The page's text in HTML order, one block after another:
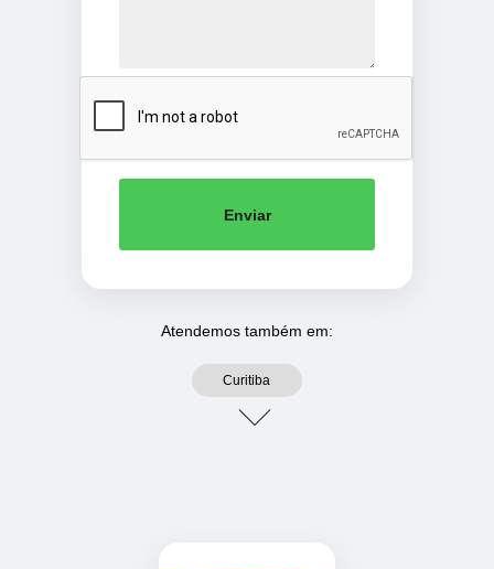
Enviar
Atendemos também em:
Curitiba